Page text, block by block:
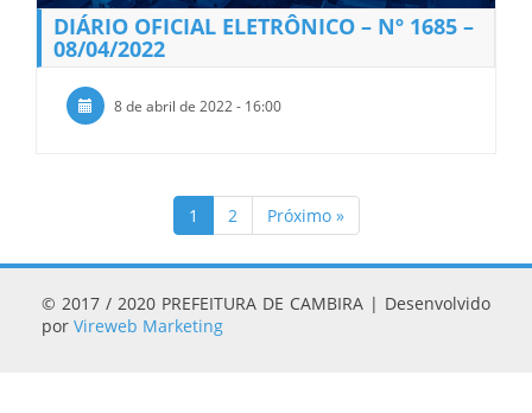
DIÁRIO OFICIAL ELETRÔNICO – Nº 1685 –
08/04/2022
8 de abril de 2022 - 16:00
1 2 Próximo »
© 2017 / 2020 PREFEITURA DE CAMBIRA | Desenvolvido
por Vireweb Marketing